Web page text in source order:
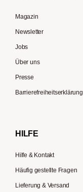
Lavazza
Berliner Kaffeerösterei
Speicherstadt Kaffee
Supremo
French Press
Kaffeemühlen
Kaffeebereiter
Eureka
Zassenhaus
Magazin
Newsletter
Jobs
Über uns
Presse
Barrierefreiheitserklärung
HILFE
Hilfe & Kontakt
Häufig gestellte Fragen
Lieferung & Versand